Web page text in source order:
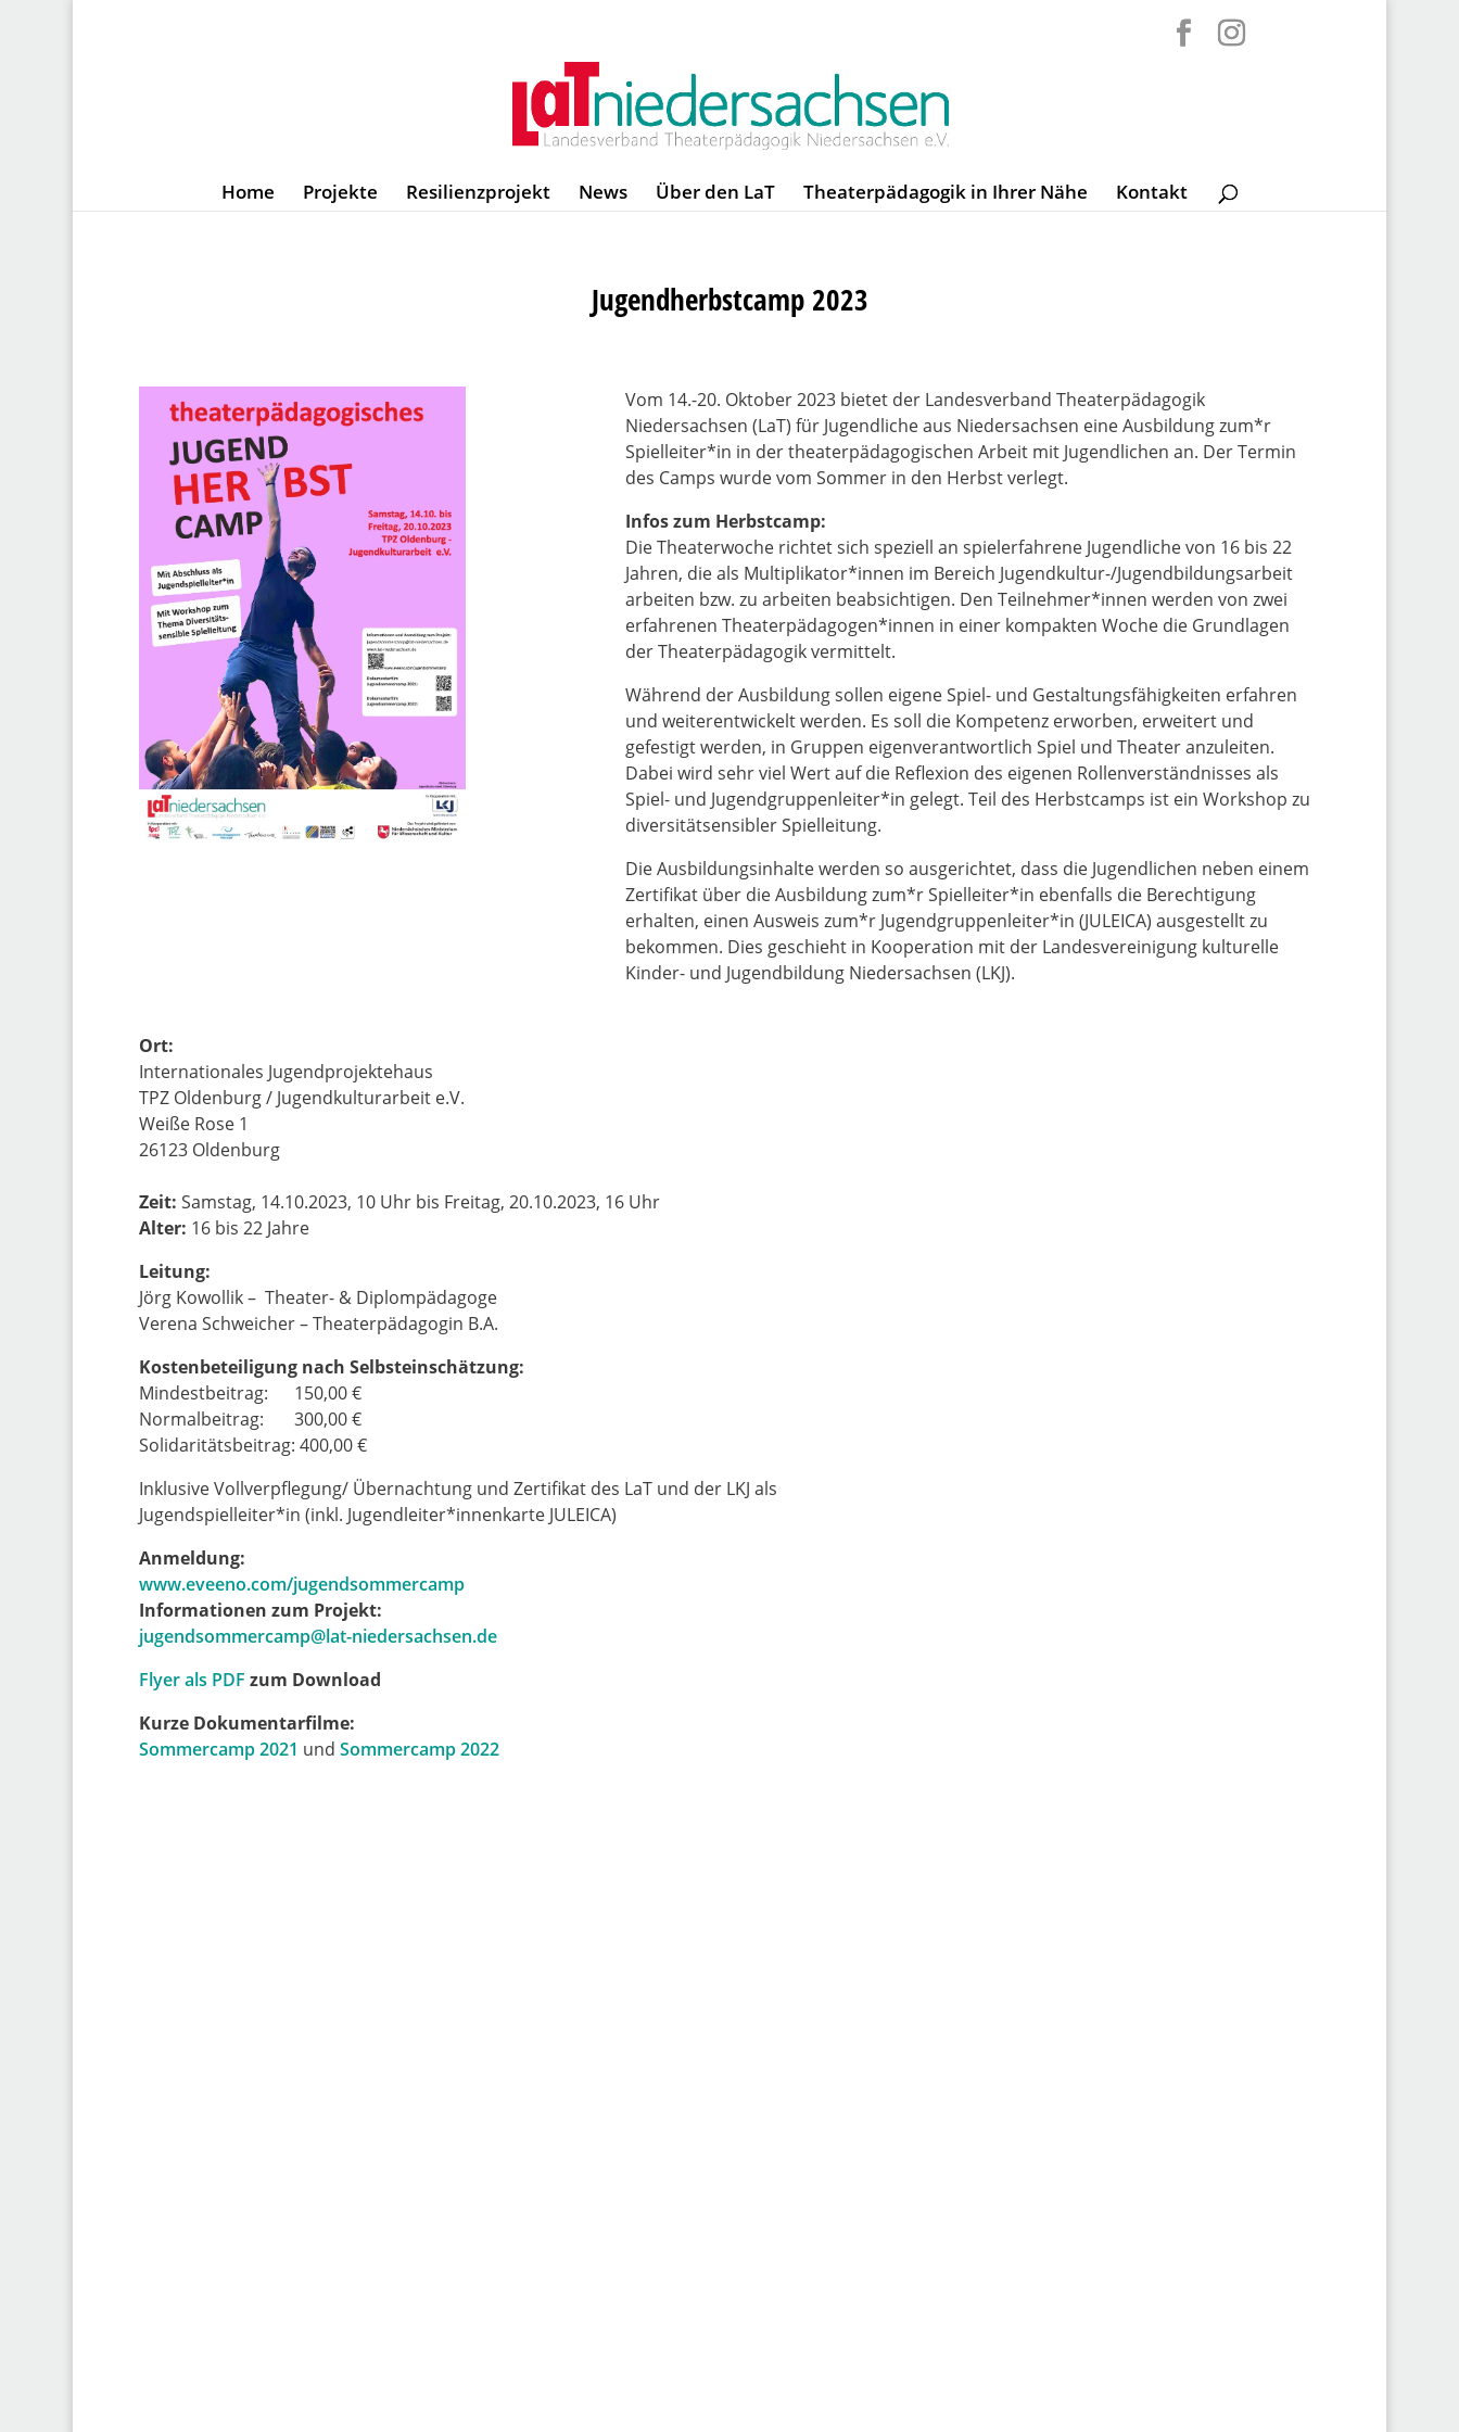
Home Projekte Resilienzprojekt News Über den LaT Theaterpädagogik in Ihrer Nähe Kontakt
Jugendherbstcamp 2023
Vom 14.-20. Oktober 2023 bietet der Landesverband Theaterpädagogik
Niedersachsen (LaT) für Jugendliche aus Niedersachsen eine Ausbildung zum*r
Spielleiter*in in der theaterpädagogischen Arbeit mit Jugendlichen an. Der Termin
des Camps wurde vom Sommer in den Herbst verlegt.
Infos zum Herbstcamp:
Die Theaterwoche richtet sich speziell an spielerfahrene Jugendliche von 16 bis 22
Jahren, die als Multiplikator*innen im Bereich Jugendkultur-/Jugendbildungsarbeit
arbeiten bzw. zu arbeiten beabsichtigen. Den Teilnehmer*innen werden von zwei
erfahrenen Theaterpädagogen*innen in einer kompakten Woche die Grundlagen
der Theaterpädagogik vermittelt.
Während der Ausbildung sollen eigene Spiel- und Gestaltungsfähigkeiten erfahren
und weiterentwickelt werden. Es soll die Kompetenz erworben, erweitert und
gefestigt werden, in Gruppen eigenverantwortlich Spiel und Theater anzuleiten.
Dabei wird sehr viel Wert auf die Reflexion des eigenen Rollenverständnisses als
Spiel- und Jugendgruppenleiter*in gelegt. Teil des Herbstcamps ist ein Workshop zu
diversitätsensibler Spielleitung.
Die Ausbildungsinhalte werden so ausgerichtet, dass die Jugendlichen neben einem
Zertifikat über die Ausbildung zum*r Spielleiter*in ebenfalls die Berechtigung
erhalten, einen Ausweis zum*r Jugendgruppenleiter*in (JULEICA) ausgestellt zu
bekommen. Dies geschieht in Kooperation mit der Landesvereinigung kulturelle
Kinder- und Jugendbildung Niedersachsen (LKJ).
Ort:
Internationales Jugendprojektehaus
TPZ Oldenburg / Jugendkulturarbeit e.V.
Weiße Rose 1
26123 Oldenburg
Zeit: Samstag, 14.10.2023, 10 Uhr bis Freitag, 20.10.2023, 16 Uhr
Alter: 16 bis 22 Jahre
Leitung:
Jörg Kowollik – Theater- & Diplompädagoge
Verena Schweicher – Theaterpädagogin B.A.
Kostenbeteiligung nach Selbsteinschätzung:
Mindestbeitrag: 150,00 €
Normalbeitrag: 300,00 €
Solidaritätsbeitrag: 400,00 €
Inklusive Vollverpflegung/ Übernachtung und Zertifikat des LaT und der LKJ als
Jugendspielleiter*in (inkl. Jugendleiter*innenkarte JULEICA)
Anmeldung:
www.eveeno.com/jugendsommercamp
Informationen zum Projekt:
jugendsommercamp@lat-niedersachsen.de
Flyer als PDF zum Download
Kurze Dokumentarfilme:
Sommercamp 2021 und Sommercamp 2022